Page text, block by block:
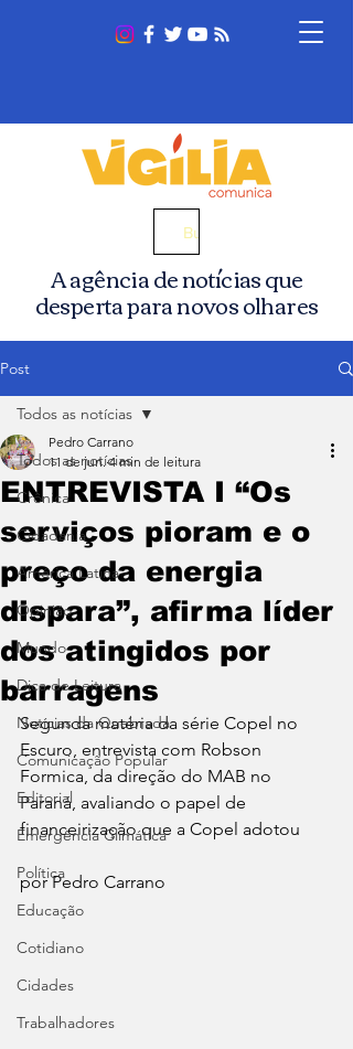
A agência de notícias que
desperta para novos olhares
Busca
Post
Todos as notícias
Crônica
Cidadania
América Latina
Opinião
Mundo
Dica de Leitura
Notícias da Quebrada
Comunicação Popular
Editorial
Emergência Climática
Política
Educação
Cotidiano
Cidades
Trabalhadores
Todos as notícias
ENTREVISTA I “Os
serviços pioram e o
preço da energia
dispara”, afirma líder
dos atingidos por
barragens
Pedro Carrano
11 de jun. 4 min de leitura
Segunda matéria da série Copel no
Escuro, entrevista com Robson
Formica, da direção do MAB no
Paraná, avaliando o papel de
financeirização que a Copel adotou
por Pedro Carrano